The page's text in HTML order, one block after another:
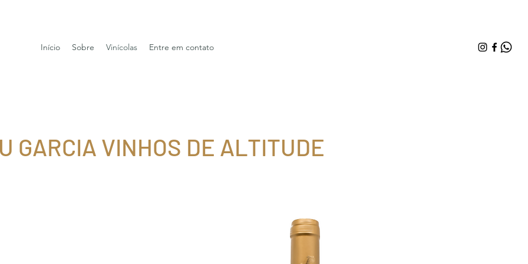
Início Sobre Vinícolas Entre em contato
GARCIA VINHOS DE ALTITUDE